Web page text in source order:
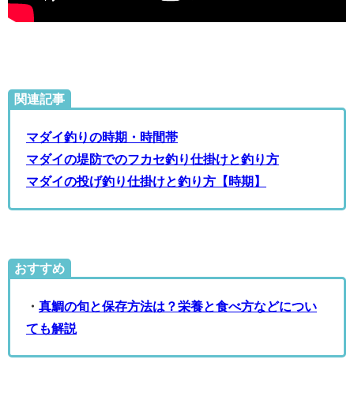
関連記事
マダイ釣りの時期・時間帯
マダイの堤防でのフカセ釣り仕掛けと釣り方
マダイの投げ釣り仕掛けと釣り方【時期】
おすすめ
・ 真鯛の旬と保存方法は？栄養と食べ方などについ
ても解説